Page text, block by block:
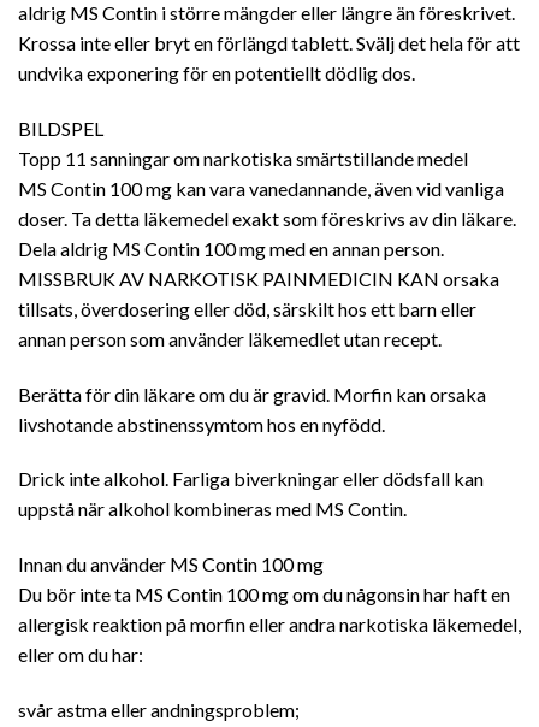
aldrig MS Contin i större mängder eller längre än föreskrivet.
Krossa inte eller bryt en förlängd tablett. Svälj det hela för att
undvika exponering för en potentiellt dödlig dos.
BILDSPEL
Topp 11 sanningar om narkotiska smärtstillande medel
MS Contin 100 mg kan vara vanedannande, även vid vanliga
doser. Ta detta läkemedel exakt som föreskrivs av din läkare.
Dela aldrig MS Contin 100 mg med en annan person.
MISSBRUK AV NARKOTISK PAINMEDICIN KAN orsaka
tillsats, överdosering eller död, särskilt hos ett barn eller
annan person som använder läkemedlet utan recept.
Berätta för din läkare om du är gravid. Morfin kan orsaka
livshotande abstinenssymtom hos en nyfödd.
Drick inte alkohol. Farliga biverkningar eller dödsfall kan
uppstå när alkohol kombineras med MS Contin.
Innan du använder MS Contin 100 mg
Du bör inte ta MS Contin 100 mg om du någonsin har haft en
allergisk reaktion på morfin eller andra narkotiska läkemedel,
eller om du har:
svår astma eller andningsproblem;